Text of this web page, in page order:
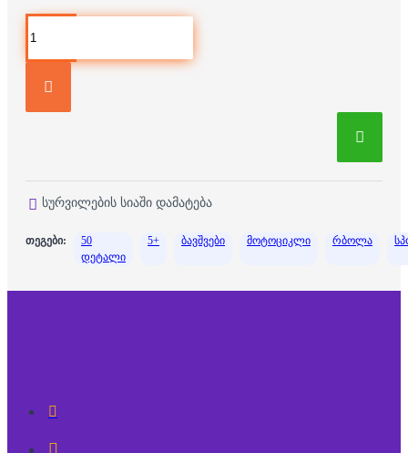
სურვილების სიაში დამატება
თეგები:
50
დეტალი
5+ ბავშვები მოტოციკლი რბოლა